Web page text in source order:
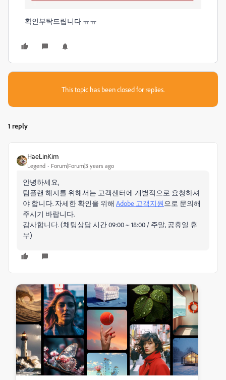
확인부탁드립니다 ㅠㅠ
This topic has been closed for replies.
1 reply
HaeLinKim
Legend Forum|Forum|3 years ago
안녕하세요,
팀플랜 해지를 위해서는 고객센터에 개별적으로 요청하셔
야 합니다. 자세한 확인을 위해 Adobe 고객지원 으로 문의해
주시기 바랍니다.
감사합니다. (채팅상담 시간09:00 ~ 18:00 / 주말, 공휴일 휴
무)